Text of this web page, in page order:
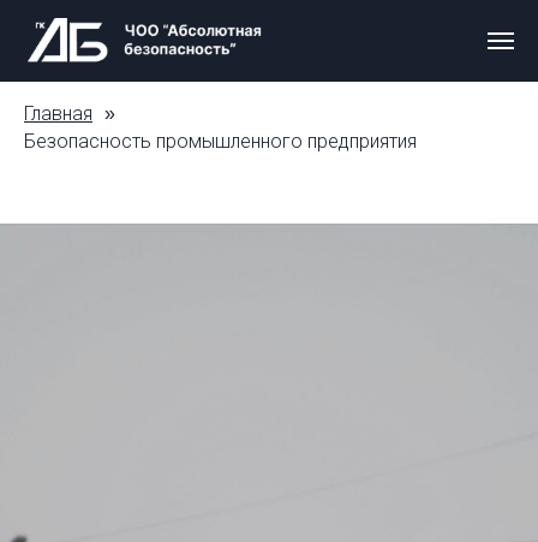
Главная »
Безопасность промышленного предприятия